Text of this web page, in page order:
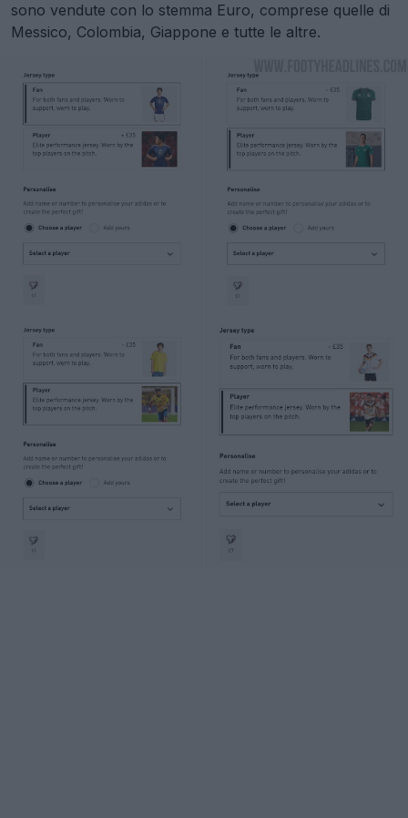
sono vendute con lo stemma Euro, comprese quelle di
Messico, Colombia, Giappone e tutte le altre.